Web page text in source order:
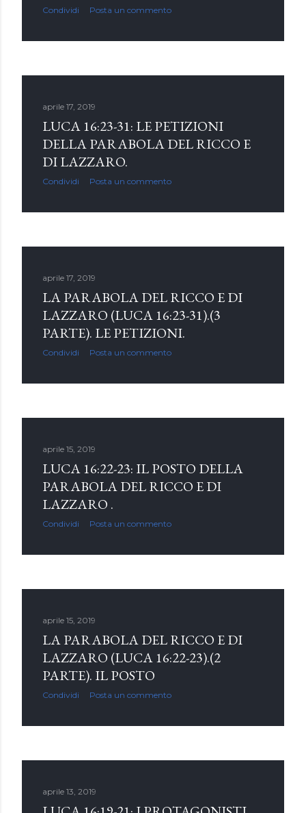
Condividi Posta un commento
aprile 17, 2019
LUCA 16:23-31: LE PETIZIONI
DELLA PARABOLA DEL RICCO E
DI LAZZARO.
Condividi Posta un commento
aprile 17, 2019
LA PARABOLA DEL RICCO E DI
LAZZARO (LUCA 16:23-31).(3
PARTE). LE PETIZIONI.
Condividi Posta un commento
aprile 15, 2019
LUCA 16:22-23: IL POSTO DELLA
PARABOLA DEL RICCO E DI
LAZZARO .
Condividi Posta un commento
aprile 15, 2019
LA PARABOLA DEL RICCO E DI
LAZZARO (LUCA 16:22-23).(2
PARTE). IL POSTO
Condividi Posta un commento
aprile 13, 2019